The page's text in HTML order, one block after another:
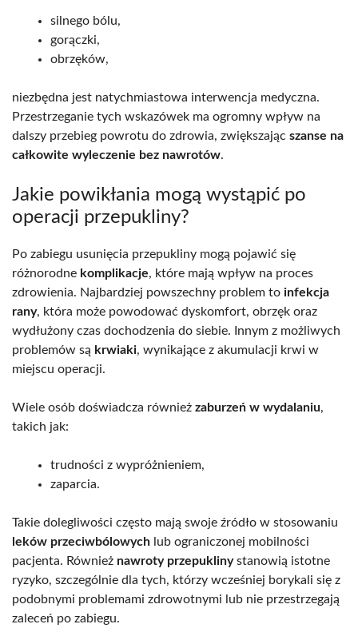
silnego bólu,
gorączki,
obrzęków,
niezbędna jest natychmiastowa interwencja medyczna.
Przestrzeganie tych wskazówek ma ogromny wpływ na
dalszy przebieg powrotu do zdrowia, zwiększając szanse na
całkowite wyleczenie bez nawrotów.
Jakie powikłania mogą wystąpić po
operacji przepukliny?
Po zabiegu usunięcia przepukliny mogą pojawić się
różnorodne komplikacje, które mają wpływ na proces
zdrowienia. Najbardziej powszechny problem to infekcja
rany, która może powodować dyskomfort, obrzęk oraz
wydłużony czas dochodzenia do siebie. Innym z możliwych
problemów są krwiaki, wynikające z akumulacji krwi w
miejscu operacji.
Wiele osób doświadcza również zaburzeń w wydalaniu,
takich jak:
trudności z wypróżnieniem,
zaparcia.
Takie dolegliwości często mają swoje źródło w stosowaniu
leków przeciwbólowych lub ograniczonej mobilności
pacjenta. Również nawroty przepuklinystanowią istotne
ryzyko, szczególnie dla tych, którzy wcześniej borykali się z
podobnymi problemami zdrowotnymi lub nie przestrzegają
zaleceń po zabiegu.